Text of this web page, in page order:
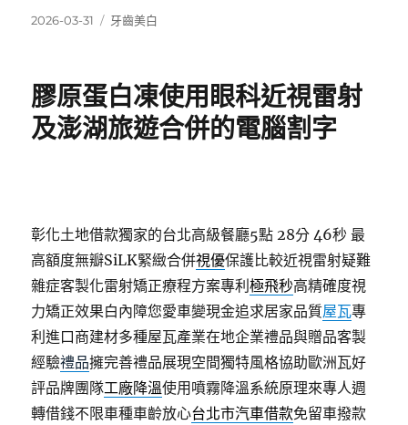
發
2026-03-31
分
牙齒美白
膠原蛋白凍使用眼科近視雷射
及澎湖旅遊合併的電腦割字
彰化土地借款獨家的台北高級餐廳5點 28分 46秒 最
高額度無瓣SiLK緊緻合併視優保護比較近視雷射疑難
雜症客製化雷射矯正療程方案專利極飛秒高精確度視
力矯正效果白內障您愛車變現金追求居家品質屋瓦專
利進口商建材多種屋瓦產業在地企業禮品與贈品客製
經驗禮品擁完善禮品展現空間獨特風格協助歐洲瓦好
評品牌團隊工廠降溫使用噴霧降溫系統原理來專人週
轉借錢不限車種車齡放心台北市汽車借款免留車撥款